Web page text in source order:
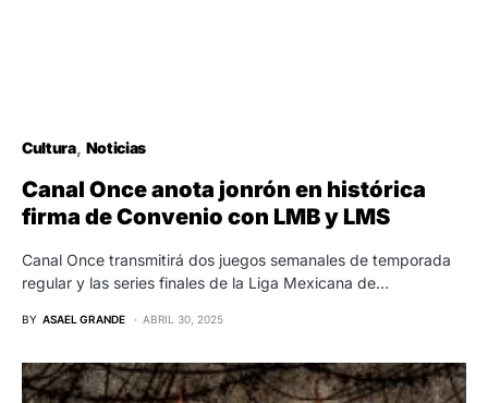
Cultura Noticias
Canal Once anota jonrón en histórica
firma de Convenio con LMB y LMS
Canal Once transmitirá dos juegos semanales de temporada
regular y las series finales de la Liga Mexicana de…
BY ASAEL GRANDE ABRIL 30, 2025